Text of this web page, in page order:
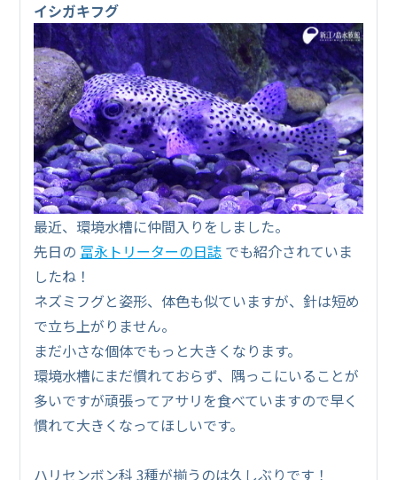
イシガキフグ
最近、環境水槽に仲間入りをしました。
先日の 冨永トリーターの日誌 でも紹介されていま
したね！
ネズミフグと姿形、体色も似ていますが、針は短め
で立ち上がりません。
まだ小さな個体でもっと大きくなります。
環境水槽にまだ慣れておらず、隅っこにいることが
多いですが頑張ってアサリを食べていますので早く
慣れて大きくなってほしいです。
ハリセンボン科 3種が揃うのは久しぶりです！